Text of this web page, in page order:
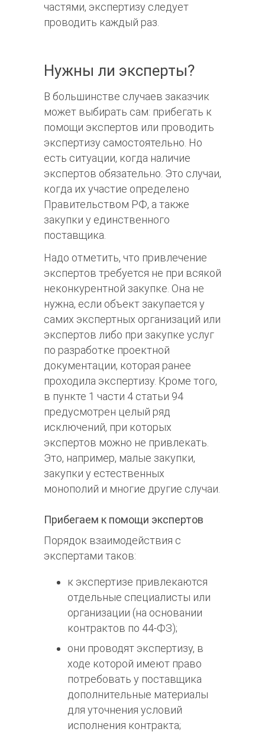
частями, экспертизу следует
проводить каждый раз.
Нужны ли эксперты?
В большинстве случаев заказчик
может выбирать сам: прибегать к
помощи экспертов или проводить
экспертизу самостоятельно. Но
есть ситуации, когда наличие
экспертов обязательно. Это случаи,
когда их участие определено
Правительством РФ, а также
закупки у единственного
поставщика.
Надо отметить, что привлечение
экспертов требуется не при всякой
неконкурентной закупке. Она не
нужна, если объект закупается у
самих экспертных организаций или
экспертов либо при закупке услуг
по разработке проектной
документации, которая ранее
проходила экспертизу. Кроме того,
в пункте 1 части 4 статьи 94
предусмотрен целый ряд
исключений, при которых
экспертов можно не привлекать.
Это, например, малые закупки,
закупки у естественных
монополий и многие другие случаи.
Прибегаем к помощи экспертов
Порядок взаимодействия с
экспертами таков:
к экспертизе привлекаются
отдельные специалисты или
организации (на основании
контрактов по 44-ФЗ);
они проводят экспертизу, в
ходе которой имеют право
потребовать у поставщика
дополнительные материалы
для уточнения условий
исполнения контракта;